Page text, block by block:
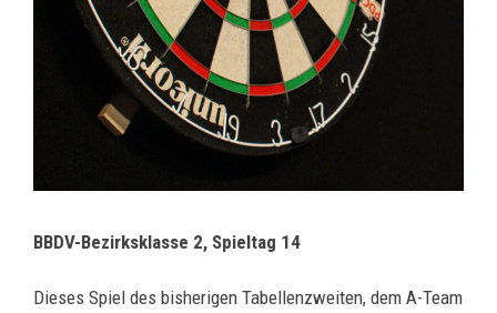
BBDV-Bezirksklasse 2, Spieltag 14
Dieses Spiel des bisherigen Tabellenzweiten, dem A-Team